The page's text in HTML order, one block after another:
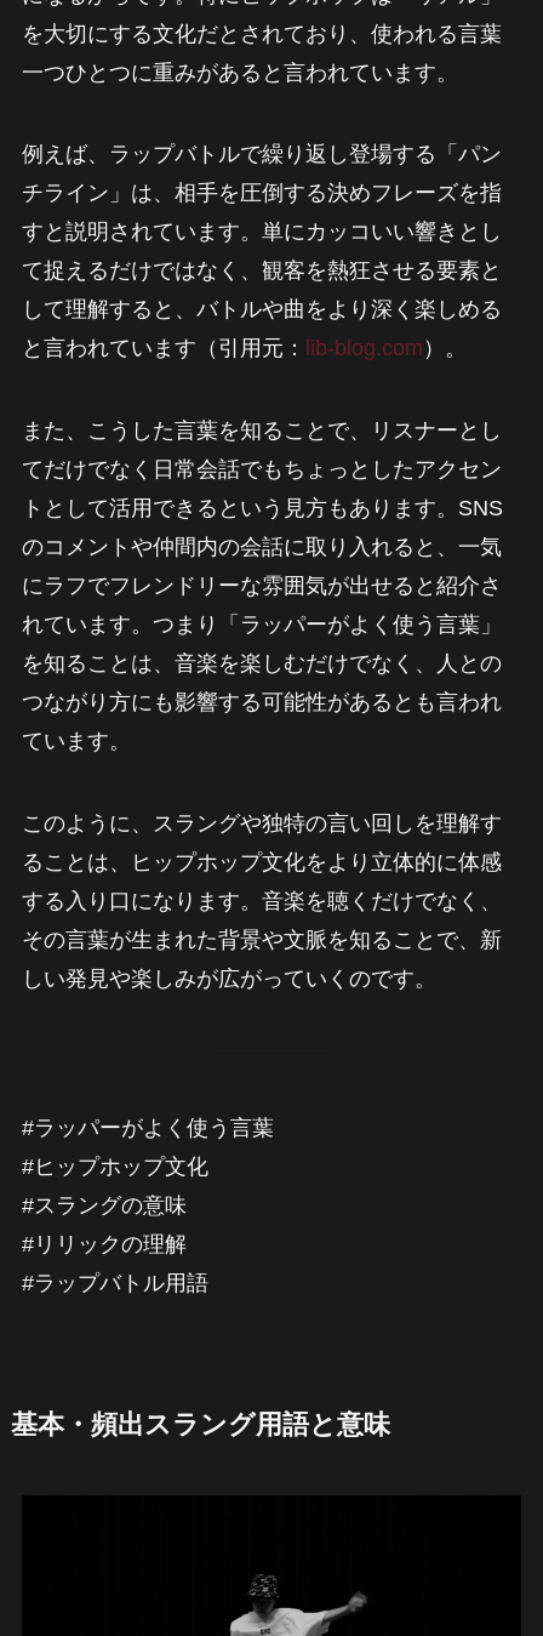
を大切にする文化だとされており、使われる言葉
一つひとつに重みがあると言われています。
例えば、ラップバトルで繰り返し登場する「パン
チライン」は、相手を圧倒する決めフレーズを指
すと説明されています。単にカッコいい響きとし
て捉えるだけではなく、観客を熱狂させる要素と
して理解すると、バトルや曲をより深く楽しめる
と言われています（引用元：
lib-blog.com ）。
また、こうした言葉を知ることで、リスナーとし
てだけでなく日常会話でもちょっとしたアクセン
トとして活用できるという見方もあります。SNS
のコメントや仲間内の会話に取り入れると、一気
にラフでフレンドリーな雰囲気が出せると紹介さ
れています。つまり「ラッパーがよく使う言葉」
を知ることは、音楽を楽しむだけでなく、人との
つながり方にも影響する可能性があるとも言われ
ています。
このように、スラングや独特の言い回しを理解す
ることは、ヒップホップ文化をより立体的に体感
する入り口になります。音楽を聴くだけでなく、
その言葉が生まれた背景や文脈を知ることで、新
しい発見や楽しみが広がっていくのです。
#ラッパーがよく使う言葉
#ヒップホップ文化
#スラングの意味
#リリックの理解
#ラップバトル用語
基本・頻出スラング用語と意味